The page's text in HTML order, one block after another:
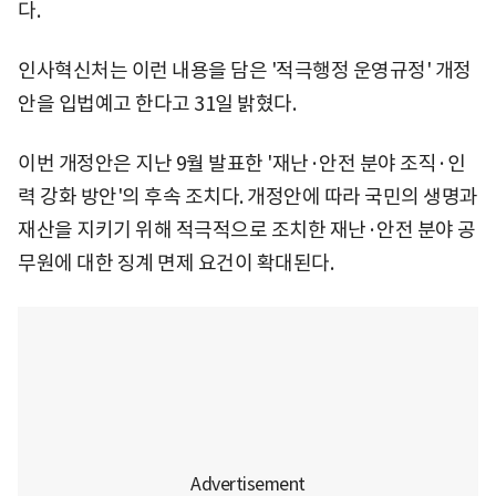
다.
인사혁신처는 이런 내용을 담은 '적극행정 운영규정' 개정
안을 입법예고 한다고 31일 밝혔다.
이번 개정안은 지난 9월 발표한 '재난·안전 분야 조직·인
력 강화 방안'의 후속 조치다. 개정안에 따라 국민의 생명과
재산을 지키기 위해 적극적으로 조치한 재난·안전 분야 공
무원에 대한 징계 면제 요건이 확대된다.